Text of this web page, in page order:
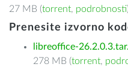
27 MB (torrent, podrobnosti
Prenesite izvorno
libreoffice-
278 MB (torrent,